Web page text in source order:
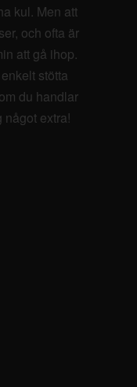
kul. Men att
och ofta är
att gå ihop.
stötta
du handlar
något extra!